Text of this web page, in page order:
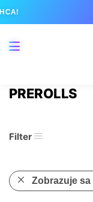
PREROLLS
Filter
Zobrazuje sa